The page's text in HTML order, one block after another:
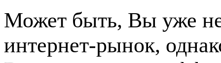
Может быть, Вы уже
интернет-рынок,